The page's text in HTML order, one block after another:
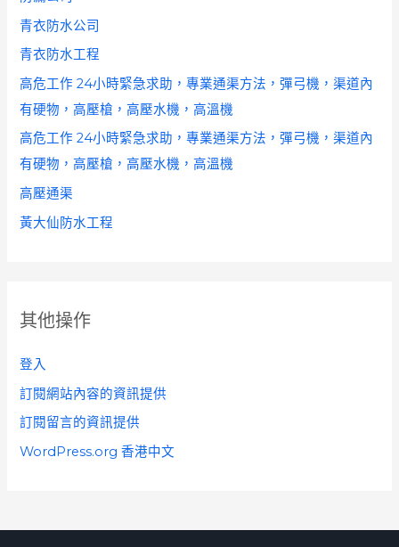
青衣防水公司
青衣防水工程
高危工作 24小時緊急求助，專業通渠方法，彈弓機，渠道內
有硬物，高壓槍，高壓水機，高溫機
高危工作 24小時緊急求助，專業通渠方法，彈弓機，渠道內
有硬物，高壓槍，高壓水機，高溫機
高壓通渠
黃大仙防水工程
其他操作
登入
訂閱網站內容的資訊提供
訂閱留言的資訊提供
WordPress.org 香港中文